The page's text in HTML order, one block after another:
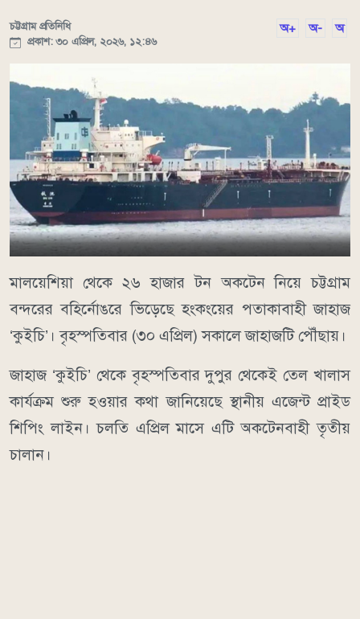
চট্টগ্রাম প্রতিনিধি
প্রকাশ: ৩০ এপ্রিল, ২০২৬, ১২:৪৬
অ+ অ- অ
মালয়েশিয়া থেকে ২৬ হাজার টন অকটেন নিয়ে চট্টগ্রাম
বন্দরের বহির্নোঙরে ভিড়েছে হংকংয়ের পতাকাবাহী জাহাজ
‘কুইচি’। বৃহস্পতিবার (৩০ এপ্রিল) সকালে জাহাজটি পৌঁছায়।
জাহাজ ‘কুইচি’ থেকে বৃহস্পতিবার দুপুর থেকেই তেল খালাস
কার্যক্রম শুরু হওয়ার কথা জানিয়েছে স্থানীয় এজেন্ট প্রাইড
শিপিং লাইন। চলতি এপ্রিল মাসে এটি অকটেনবাহী তৃতীয়
চালান।